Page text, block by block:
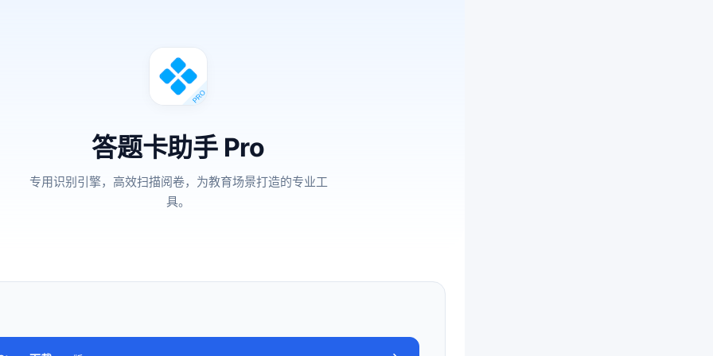
答题卡助手 Pro
专用识别引擎，高效扫描阅卷，为教育场景打造的专业工
具。